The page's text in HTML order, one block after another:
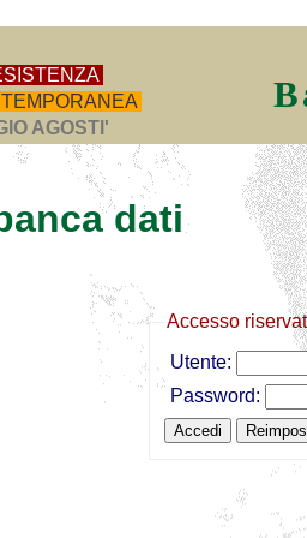
AGOSTI'
dati
Accesso
Utente:
Password: